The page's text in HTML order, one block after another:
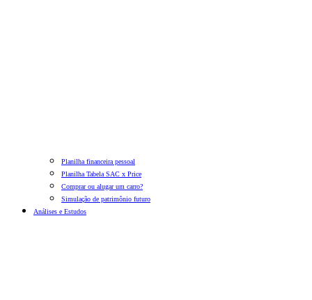
Planilha financeira pessoal
Planilha Tabela SAC x Price
Comprar ou alugar um carro?
Simulação de patrimônio futuro
Análises e Estudos